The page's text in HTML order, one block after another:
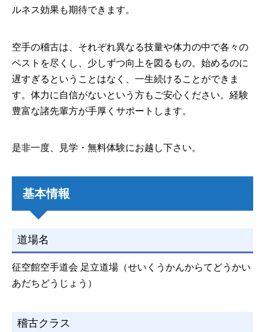
ルネス効果も期待できます。
空手の稽古は、それぞれ異なる技量や体力の中で各々の
ベストを尽くし、少しずつ向上を図るもの。始めるのに
遅すぎるということはなく、一生続けることができま
す。体力に自信がないという方もご安心ください。経験
豊富な諸先輩方が手厚くサポートします。
是非一度、見学・無料体験にお越し下さい。
基本情報
道場名
征空館空手道会 足立道場（せいくうかんからてどうかい
あだちどうじょう）
稽古クラス